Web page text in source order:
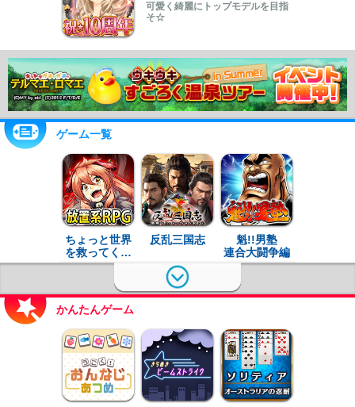
可愛く綺麗にトップモデルを目指
そ☆
ゲーム一覧
ちょっと世界
を救ってく…
反乱三国志
魁!!男塾
連合大闘争編
かんたんゲーム